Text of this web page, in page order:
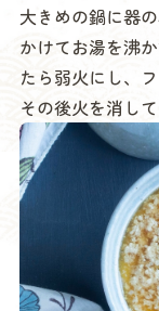
大きめの鍋に器
かけてお湯を沸
たら弱火にし、
その後火を消し